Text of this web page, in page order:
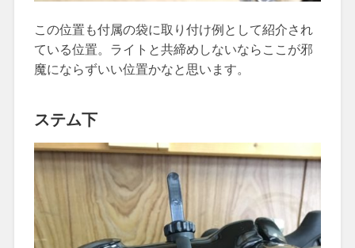
この位置も付属の袋に取り付け例として紹介され
ている位置。ライトと共締めしないならここが邪
魔にならずいい位置かなと思います。
ステム下